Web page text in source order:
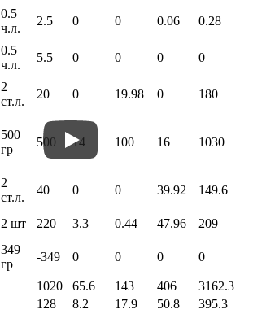
0.5
ч.л.
2.5 0 0 0.06 0.28
0.5
ч.л.
5.5 0 0 0 0
2
ст.л.
20 0 19.98 0 180
500
гр
500 14 100 16 1030
2
ст.л.
40 0 0 39.92 149.6
2 шт 220 3.3 0.44 47.96 209
349
гр
-349 0 0 0 0
1020 65.6 143 406
3162.3
128 8.2 17.9 50.8
395.3